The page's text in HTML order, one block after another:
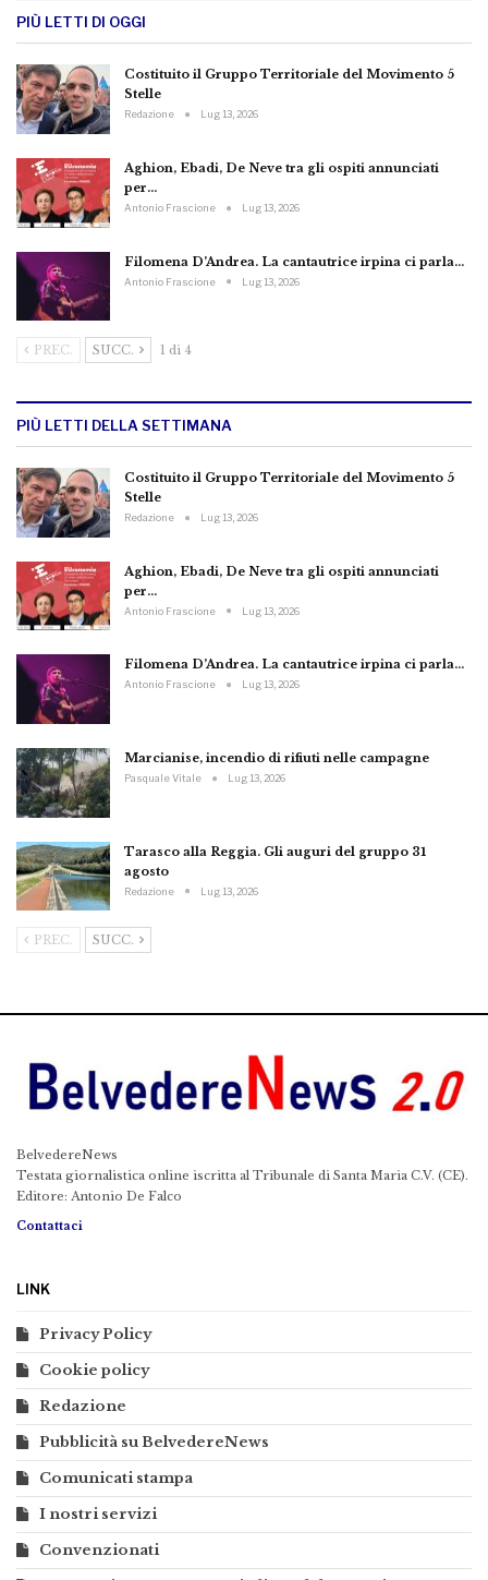
PIÙ LETTI DI OGGI
Costituito il Gruppo Territoriale del Movimento 5
Stelle
Redazione Lug 13, 2026
Aghion, Ebadi, De Neve tra gli ospiti annunciati
per…
Antonio Frascione Lug 13, 2026
Filomena D’Andrea. La cantautrice irpina ci parla…
Antonio Frascione Lug 13, 2026
PREC. SUCC. 1 di 4
PIÙ LETTI DELLA SETTIMANA
Costituito il Gruppo Territoriale del Movimento 5
Stelle
Redazione Lug 13, 2026
Aghion, Ebadi, De Neve tra gli ospiti annunciati
per…
Antonio Frascione Lug 13, 2026
Filomena D’Andrea. La cantautrice irpina ci parla…
Antonio Frascione Lug 13, 2026
Marcianise, incendio di rifiuti nelle campagne
Pasquale Vitale Lug 13, 2026
Tarasco alla Reggia. Gli auguri del gruppo 31
agosto
Redazione Lug 13, 2026
PREC. SUCC.
BelvedereNews
Testata giornalistica online iscritta al Tribunale di Santa Maria C.V. (CE).
Editore: Antonio De Falco
Contattaci
LINK
Privacy Policy
Cookie policy
Redazione
Pubblicità su BelvedereNews
Comunicati stampa
I nostri servizi
Convenzionati